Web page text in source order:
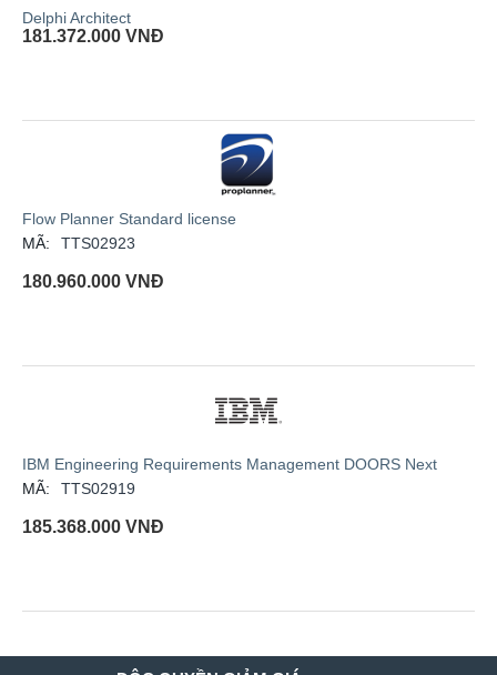
Delphi Architect
181.372.000 VNĐ
Flow Planner Standard license
MÃ:
TTS02923
180.960.000 VNĐ
IBM Engineering Requirements Management DOORS Next
MÃ:
TTS02919
185.368.000 VNĐ